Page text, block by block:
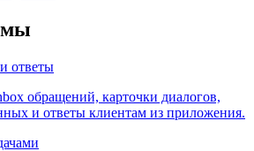
ответы
обращений, карточки диалогов,
и ответы клиентам из приложения.